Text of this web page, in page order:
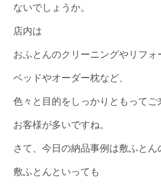
ないでしょうか。
店内は
おふとんのクリーニングやリフォ
ベッドやオーダー枕など、
色々と目的をしっかりともってご
お客様が多いですね。
さて、今日の納品事例は敷ふとん
敷ふとんといっても